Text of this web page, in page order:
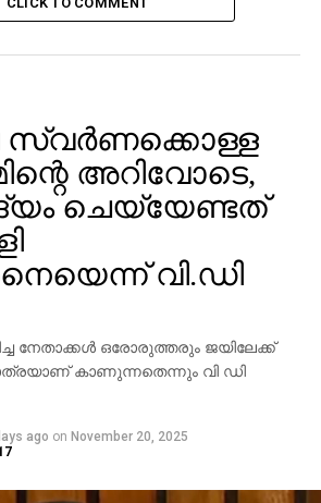
പ്രസ് ഫ്രീഡം ഇന്‍ക്‌സ്
രാഹുല്‍ ഗാന്ധി
മോദിക്കും കടുത്ത
സ്വര്‍ണക്കൊള്ള
അറിവോടെ,
ചെയ്യേണ്ടത്
വി.ഡി
നേതാക്കള്‍ ഒരോരുത്തരും ജയിലേക്ക്
കാണുന്നതെന്നും വി ഡി
ago on November 20, 2025